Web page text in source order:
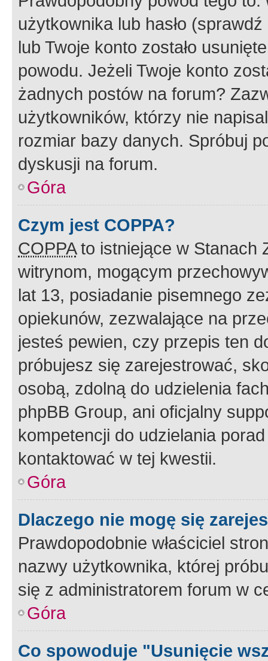
użytkownika lub hasło
lub Twoje konto zostało
powodu. Jeżeli Twoje konto
żadnych postów na forum?
użytkowników, którzy nie
rozmiar bazy danych. Spróbuj
dyskusji na forum.
Góra
Czym jest COPPA?
COPPAto istniejące w Stanach
witrynom, mogącym
lat 13, posiadanie pisemnego
opiekunów, zezwalające na
jesteś pewien, czy przepis ten
próbujesz się zarejestrować,
osobą, zdolną do udzielenia
phpBB Group, ani oficjalny
kompetencji do udzielania
kontaktować w tej kwestii.
Góra
Dlaczego nie mogę się
Prawdopodobnie właściciel
nazwy użytkownika, której
się z administratorem forum w
Góra
Co spowoduje "Usunięcie